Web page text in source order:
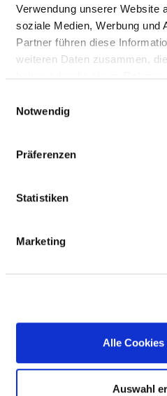
Verwendung unserer Website
soziale Medien, Werbung und
Partner führen diese
weiteren Daten zusammen,
Notwendig
Präferenzen
Statistiken
Marketing
Alle Cookies
Auswahl
https://kjp.pfalzklinikum.de/
Ärztliche Leitung
Dr. Günther Stratmann
Psychotherapie)
PERSONELLE
FACHEXPERTISE UND